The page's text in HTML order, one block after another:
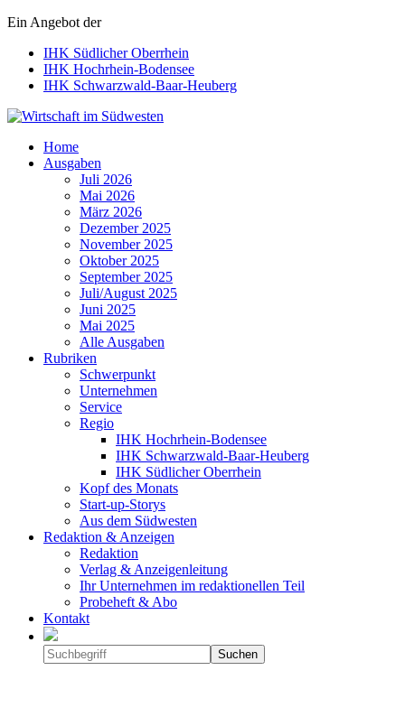
Ein Angebot der
IHK Südlicher Oberrhein
IHK Hochrhein-Bodensee
IHK Schwarzwald-Baar-Heuberg
Wirtschaft im Südwesten
Home
Ausgaben
Juli 2026
Mai 2026
März 2026
Dezember 2025
November 2025
Oktober 2025
September 2025
Juli/August 2025
Juni 2025
Mai 2025
Alle Ausgaben
Rubriken
Schwerpunkt
Unternehmen
Service
Regio
IHK Hochrhein-Bodensee
IHK Schwarzwald-Baar-Heuberg
IHK Südlicher Oberrhein
Kopf des Monats
Start-up-Storys
Aus dem Südwesten
Redaktion & Anzeigen
Redaktion
Verlag & Anzeigenleitung
Ihr Unternehmen im redaktionellen Teil
Probeheft & Abo
Kontakt